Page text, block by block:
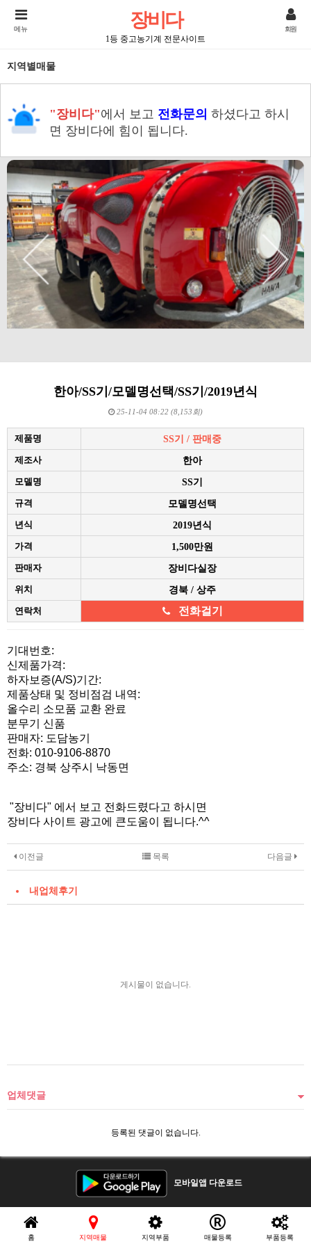
장비다
1등 중고농기계 전문사이트
메뉴 회원
지역별매물
"장비다"에서 보고 전화문의 하셨다고 하시
면 장비다에 힘이 됩니다.
한아/SS기/모델명선택/SS기/2019년식
25-11-04 08:22 (8,153회)
제품명 SS기 / 판매중
제조사 한아
모델명 SS기
규격 모델명선택
년식 2019년식
가격 1,500만원
판매자 장비다실장
위치 경북 / 상주
연락처 전화걸기
본문
기대번호:
신제품가격:
하자보증(A/S)기간:
제품상태 및 정비점검 내역:
올수리 소모품 교환 완료
분무기 신품
판매자: 도담농기
전화: 010-9106-8870
주소: 경북 상주시 낙동면
"장비다" 에서 보고 전화드렸다고 하시면
장비다 사이트 광고에 큰도움이 됩니다.^^
이전글 다음글
목록
내업체후기
게시물이 없습니다.
업체댓글
등록된 댓글이 없습니다.
모바일앱 다운로드
장비다는 중고농기계 등록중개자로 등록된매물의 구매/판매 및 환불등과 관련
된 의무와책임은 각 매물등록판매자에게 있습니다.
홈 지역매물 지역부품 매물등록 부품등록